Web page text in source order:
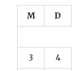
M D
3 4